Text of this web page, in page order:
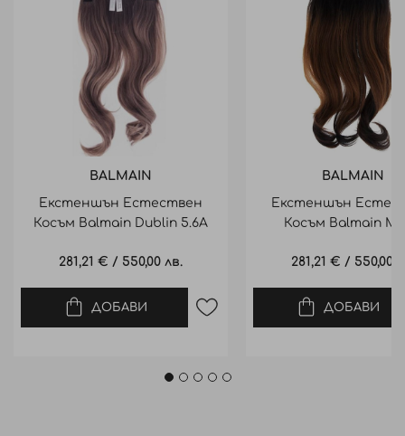
BALMAIN
Екстеншън Естествен
Косъм Balmain Dublin 5.6A
281,21 € / 550,00 лв.
ДОБАВИ
BALMAIN
Екстеншън
Косъм Balmain
40Cm
281,21 € / 550,00
ДОБАВИ